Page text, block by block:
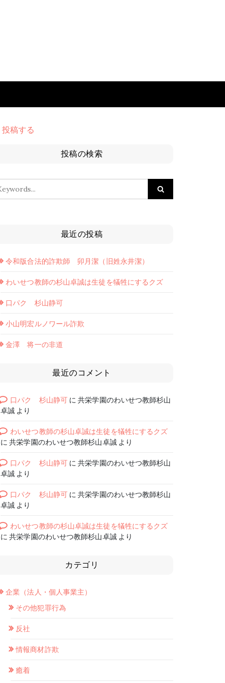
投稿する
投稿の検索
最近の投稿
令和版合法的詐欺師 卯月潔（旧姓永井潔）
わいせつ教師の杉山卓誠は生徒を犠牲にするクズ
口パク 杉山静可
小山明宏ルノワール詐欺
金澤 将一の非道
最近のコメント
口パク 杉山静可に共栄学園のわいせつ教師杉山
卓誠 より
わいせつ教師の杉山卓誠は生徒を犠牲にするクズ
に共栄学園のわいせつ教師杉山卓誠より
口パク 杉山静可に共栄学園のわいせつ教師杉山
卓誠 より
口パク 杉山静可に共栄学園のわいせつ教師杉山
卓誠 より
わいせつ教師の杉山卓誠は生徒を犠牲にするクズ
に共栄学園のわいせつ教師杉山卓誠より
カテゴリ
企業（法人・個人事業主）
その他犯罪行為
反社
情報商材詐欺
癒着